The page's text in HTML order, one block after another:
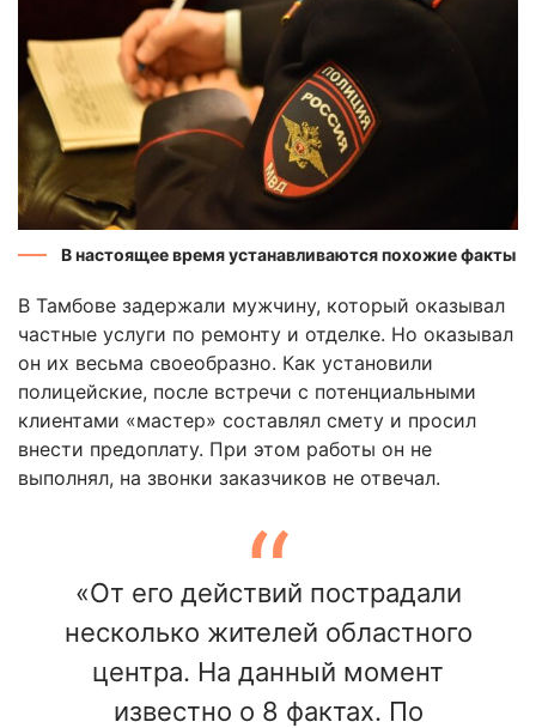
В настоящее время устанавливаются похожие факты
В Тамбове задержали мужчину, который оказывал
частные услуги по ремонту и отделке. Но оказывал
он их весьма своеобразно. Как установили
полицейские, после встречи с потенциальными
клиентами «мастер» составлял смету и просил
внести предоплату. При этом работы он не
выполнял, на звонки заказчиков не отвечал.
«От его действий пострадали
несколько жителей областного
центра. На данный момент
известно о 8 фактах. По